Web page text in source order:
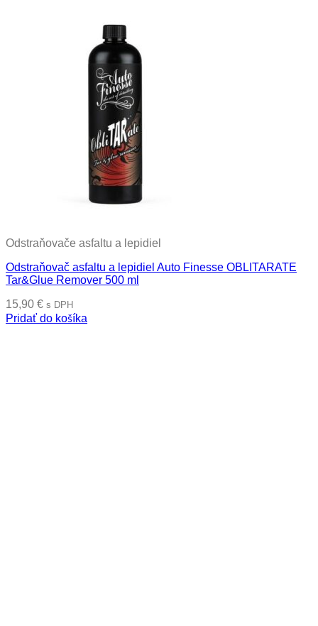
Odstraňovače asfaltu a lepidiel
Odstraňovač asfaltu a lepidiel Auto Finesse OBLITARATE
Tar&Glue Remover 500 ml
15,90 € s DPH
Pridať do košíka